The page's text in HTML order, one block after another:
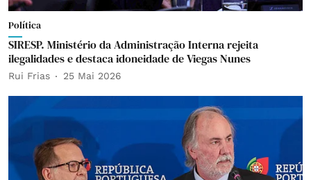
Política
SIRESP. Ministério da Administração Interna rejeita
ilegalidades e destaca idoneidade de Viegas Nunes
Rui Frias 25 Mai 2026